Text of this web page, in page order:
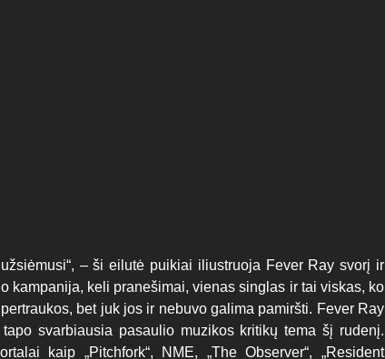
– ši eilutė puikiai iliustruoja Fever Ray svorį ir
kampanija, keli pranešimai, vienas singlas ir tai viskas, ko
bet juk jos ir nebuvo galima pamiršti. Fever Ray
svarbiausia pasaulio muzikos kritikų tema šį rudenį.
kaip „Pitchfork“, NME, „The Observer“, „Resident